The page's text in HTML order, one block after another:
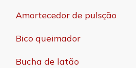
Amortecedor de pulsção
Bico queimador
Bucha de latão